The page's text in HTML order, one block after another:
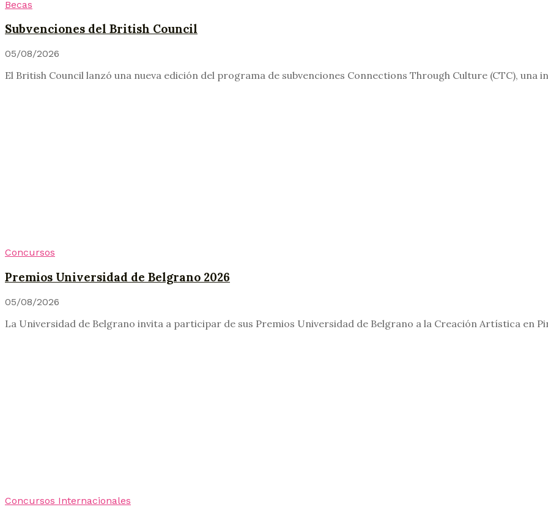
Becas
Subvenciones del British Council
05/08/2026
El British Council lanzó una nueva edición del programa de subvenciones Connections Through Culture (CTC), una
Concursos
Premios Universidad de Belgrano 2026
05/08/2026
La Universidad de Belgrano invita a participar de sus Premios Universidad de Belgrano a la Creación Artística en
Concursos Internacionales